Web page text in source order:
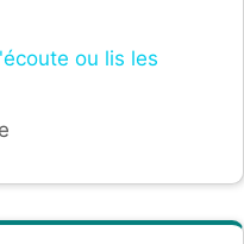
ou lis les